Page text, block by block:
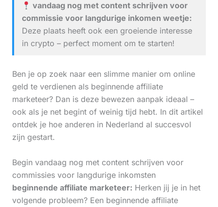
vandaag nog met content schrijven voor
commissie voor langdurige inkomen weetje:
Deze plaats heeft ook een groeiende interesse
in crypto – perfect moment om te starten!
Ben je op zoek naar een slimme manier om online
geld te verdienen als beginnende affiliate
marketeer? Dan is deze bewezen aanpak ideaal –
ook als je net begint of weinig tijd hebt. In dit artikel
ontdek je hoe anderen in Nederland al succesvol
zijn gestart.
Begin vandaag nog met content schrijven voor
commissies voor langdurige inkomsten
beginnende affiliate marketeer: Herken jij je in het
volgende probleem? Een beginnende affiliate